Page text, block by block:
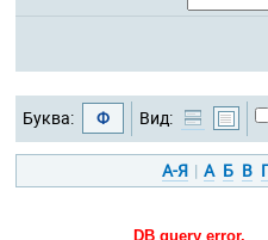
Буква: Ф Вид:
А-Я | А Б В
DB query error.